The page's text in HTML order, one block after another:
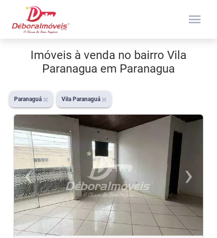
menu
Imóveis à venda no bairro Vila
Paranagua em Paranagua
Paranaguá Vila Paranaguá
‹
Previous
›